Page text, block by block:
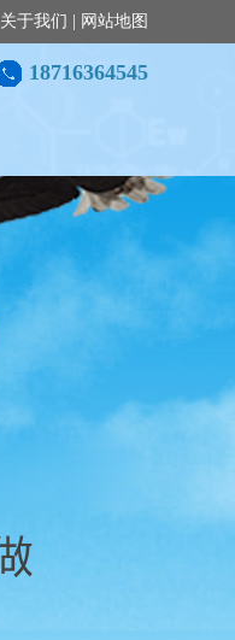
关于我们 网站地图
18716364545